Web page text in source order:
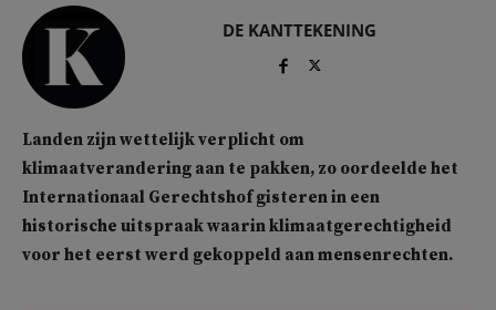
DE KANTTEKENING
Landen zijn wettelijk verplicht om
klimaatverandering aan te pakken, zo oordeelde het
Internationaal Gerechtshof gisteren in een
historische uitspraak waarin klimaatgerechtigheid
voor het eerst werd gekoppeld aan mensenrechten.